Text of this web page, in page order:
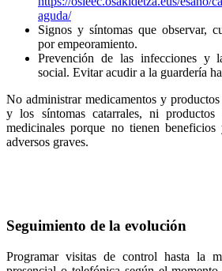
aguda/
Signos y síntomas que observar,
por empeoramiento.
Prevención de las infecciones y
social. Evitar acudir a la guardería
No administrar medicamentos y
y los síntomas catarrales, ni productos
medicinales porque no tienen beneficios
adversos graves.
Seguimiento de la evolución
Programar visitas de control hasta la